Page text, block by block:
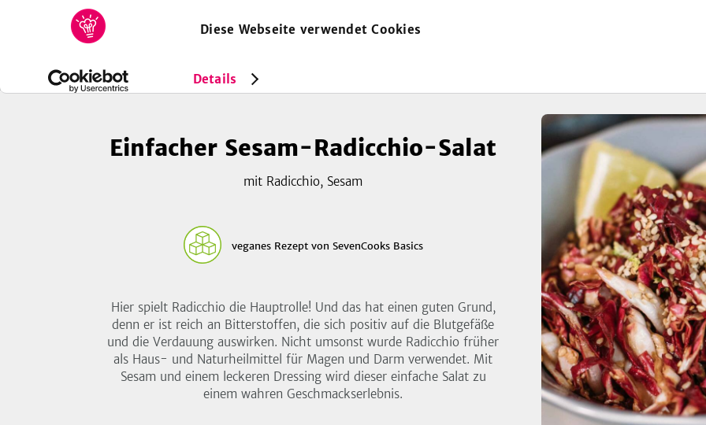
Diese Webseite verwendet Cookies
Details
REZEPTE SAMMLUNGEN MAGAZIN
Rezepte Vegan Einfacher Sesam-Radicchio-Salat
Bild
3
zeigen
Einfacher Sesam-Radicchio-Salat
mit Radicchio, Sesam
veganes Rezept von SevenCooks Basics
Hier spielt Radicchio die Hauptrolle! Und das hat einen guten Grund,
denn er ist reich an Bitterstoffen, die sich positiv auf die Blutgefäße
und die Verdauung auswirken. Nicht umsonst wurde Radicchio früher
als Haus- und Naturheilmittel für Magen und Darm verwendet. Mit
Sesam und einem leckeren Dressing wird dieser einfache Salat zu
einem wahren Geschmackserlebnis.